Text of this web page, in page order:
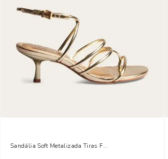
Sandália Soft Metalizada Tiras Finas Dourada Salto Fino